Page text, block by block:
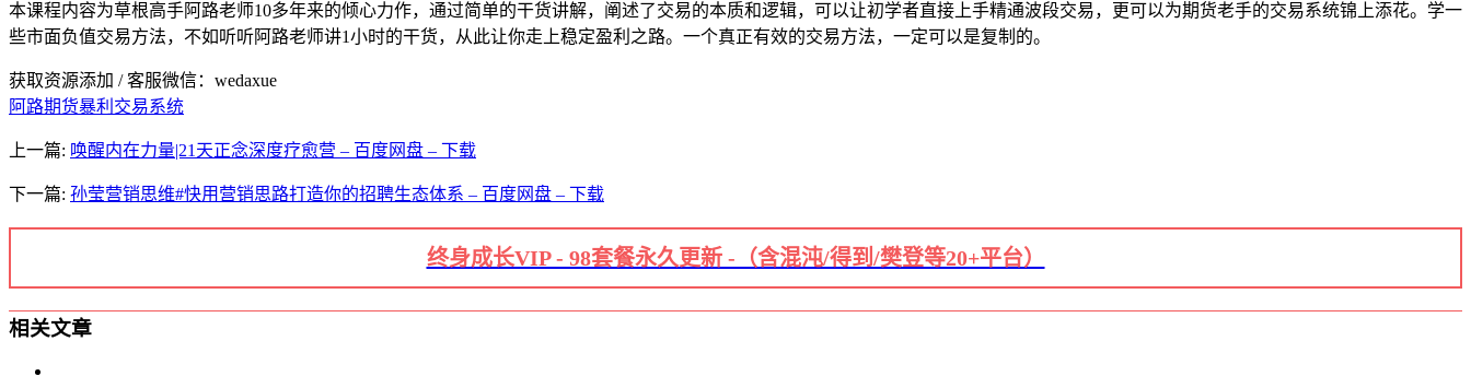
本课程内容为草根高手阿路老师10多年来的倾心力作，通过简单的干货讲解，阐述了交易的本质和逻辑，可以让初学者直接上手精通波段交易，更可以为期货老手的交易系统锦上添花。学一
些市面负值交易方法，不如听听阿路老师讲1小时的干货，从此让你走上稳定盈利之路。一个真正有效的交易方法，一定可以是复制的。
获取资源添加 / 客服微信：wedaxue
阿路期货暴利交易系统
上一篇: 唤醒内在力量|21天正念深度疗愈营 – 百度网盘 – 下载
下一篇: 孙莹营销思维#快用营销思路打造你的招聘生态体系 – 百度网盘 – 下载
终身成长VIP - 98套餐永久更新 -（含混沌/得到/樊登等20+平台）
相关文章